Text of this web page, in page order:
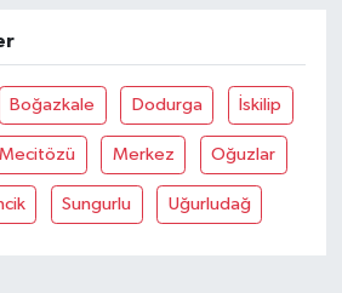
Boğazkale Dodurga İskilip
Mecitözü Merkez Oğuzlar
Sungurlu Uğurludağ